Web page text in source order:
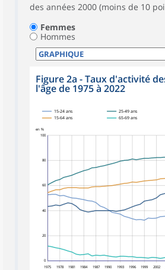
des années 2000 (moins de 10
Femmes
Hommes
Figure 2a - Taux d'activité
l'âge de 1975 à 2022
0
20
40
60
80
100
en %
1975 1978 1981 1984 1987 1990 1993 1996 1999 2002
15-24 ans 25-49 ans
15-64 ans 65-69 ans